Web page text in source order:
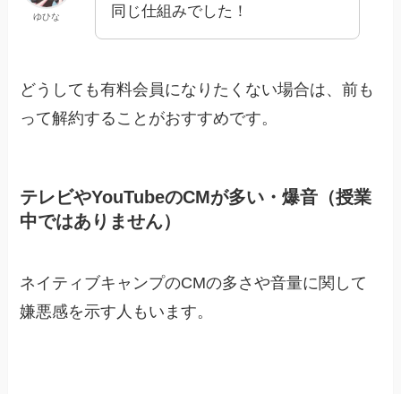
ゆひな 同じ仕組みでした！
どうしても有料会員になりたくない場合は、前も
って解約することがおすすめです。
テレビやYouTubeのCMが多い・爆音（授業
中ではありません）
ネイティブキャンプのCMの多さや音量に関して
嫌悪感を示す人もいます。